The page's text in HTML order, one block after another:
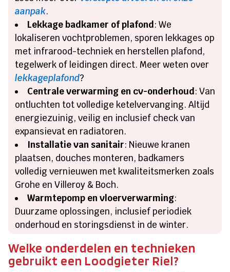
aanpak.
Lekkage badkamer of plafond: We
lokaliseren vochtproblemen, sporen lekkages op
met infrarood-techniek en herstellen plafond,
tegelwerk of leidingen direct. Meer weten over
lekkageplafond?
Centrale verwarming en cv-onderhoud: Van
ontluchten tot volledige ketelvervanging. Altijd
energiezuinig, veilig en inclusief check van
expansievat en radiatoren.
Installatie van sanitair: Nieuwe kranen
plaatsen, douches monteren, badkamers
volledig vernieuwen met kwaliteitsmerken zoals
Grohe en Villeroy & Boch.
Warmtepomp en vloerverwarming:
Duurzame oplossingen, inclusief periodiek
onderhoud en storingsdienst in de winter.
Welke onderdelen en technieken
gebruikt een Loodgieter Riel?